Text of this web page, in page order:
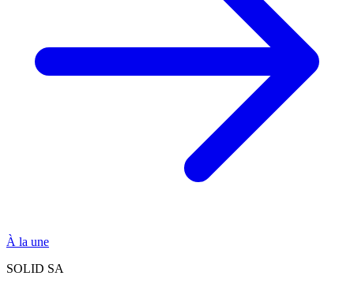
À la une
SOLID SA